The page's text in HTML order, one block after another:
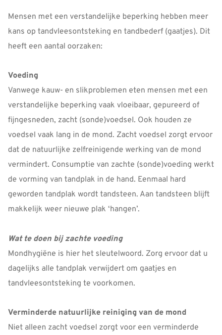
Mensen met een verstandelijke beperking hebben meer
kans op tandvleesontsteking en tandbederf (gaatjes). Dit
heeft een aantal oorzaken:
Voeding
Vanwege kauw- en slikproblemen eten mensen met een
verstandelijke beperking vaak vloeibaar, gepureerd of
fijngesneden, zacht (sonde)voedsel. Ook houden ze
voedsel vaak lang in de mond. Zacht voedsel zorgt ervoor
dat de natuurlijke zelfreinigende werking van de mond
vermindert. Consumptie van zachte (sonde)voeding werkt
de vorming van tandplak in de hand. Eenmaal hard
geworden tandplak wordt tandsteen. Aan tandsteen blijft
makkelijk weer nieuwe plak ‘hangen’.
Wat te doen bij zachte voeding
Mondhygiëne is hier het sleutelwoord. Zorg ervoor dat u
dagelijks alle tandplak verwijdert om gaatjes en
tandvleesontsteking te voorkomen.
Verminderde natuurlijke reiniging van de mond
Niet alleen zacht voedsel zorgt voor een verminderde